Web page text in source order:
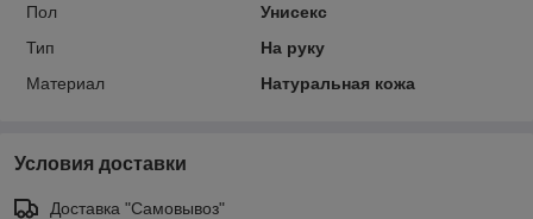
Пол
Унисекс
Тип
На руку
Материал
Натуральная кожа
Условия доставки
Доставка "Самовывоз"